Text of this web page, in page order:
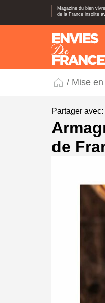
Magazine du bien
de la France insolite
/ Mise
Partager avec:
de